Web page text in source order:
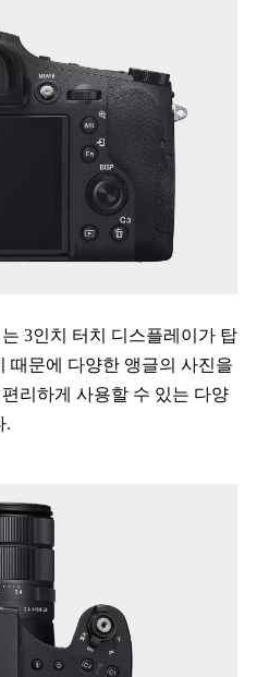
3인치 터치 디스플레이가 탑
때문에 다양한 앵글의 사진을
리하게 사용할 수 있는 다양
.